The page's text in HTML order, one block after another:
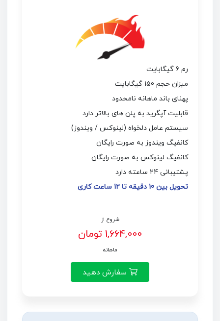
رم 6 گیگابایت
میزان حجم 150 گیگابایت
پهنای باند ماهانه نامحدود
قابلیت آپگرید به پلن های بالاتر دارد
سیستم عامل دلخواه (لینوکس / ویندوز)
کانفیگ ویندوز به صورت رایگان
کانفیگ لینوکس به صورت رایگان
پشتیبانی 24 ساعته دارد
تحویل بین 10 دقیقه تا 12 ساعت کاری
شروع از
1,664,000 تومان
ماهانه
سفارش دهید